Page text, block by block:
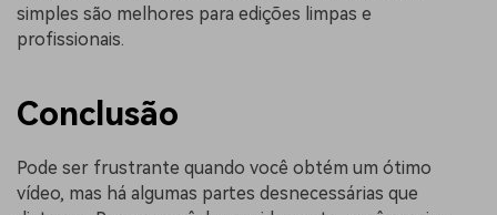
simples são melhores para edições limpas e
profissionais.
Conclusão
Pode ser frustrante quando você obtém um ótimo
vídeo, mas há algumas partes desnecessárias que